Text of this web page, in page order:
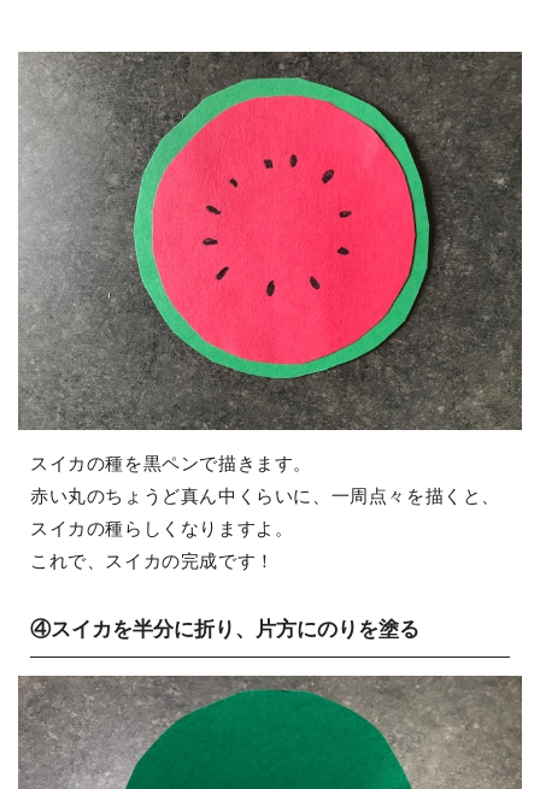
スイカの種を黒ペンで描きます。
赤い丸のちょうど真ん中くらいに、一周点々を描くと、
スイカの種らしくなりますよ。
これで、スイカの完成です！
④スイカを半分に折り、片方にのりを塗る